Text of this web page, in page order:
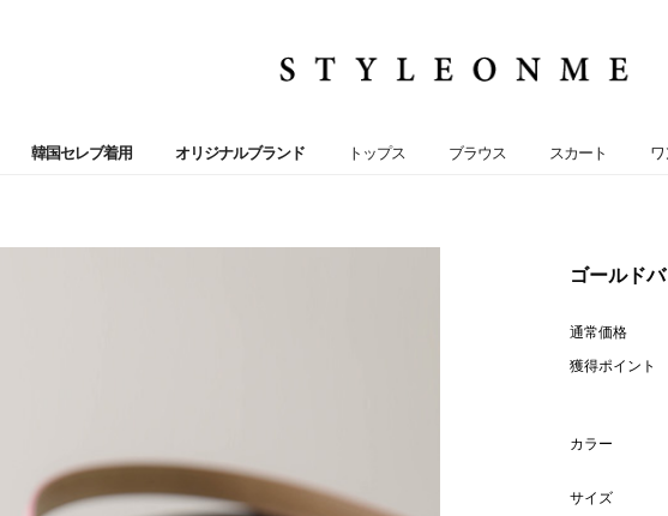
韓国セレブ着用 オリジナルブランド トップス ブラウス スカート
ゴールド
通常価格
獲得ポイント
カラー
サイズ